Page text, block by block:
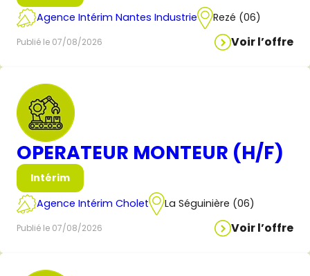
Agence Intérim Nantes Industrie
Rezé (06)
Publié le 07/08/2026 Voir l’offre
OPERATEUR MONTEUR (H/F)
Intérim
Agence Intérim Cholet
La Séguinière (06)
Publié le 07/08/2026 Voir l’offre